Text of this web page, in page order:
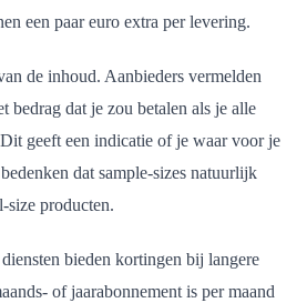
een paar euro extra per levering.
de inhoud. Aanbieders vermelden
bedrag dat je zou betalen als je alle
geeft een indicatie of je waar voor je
dat sample-sizes natuurlijk
producten.
bieden kortingen bij langere
of jaarabonnement is per maand